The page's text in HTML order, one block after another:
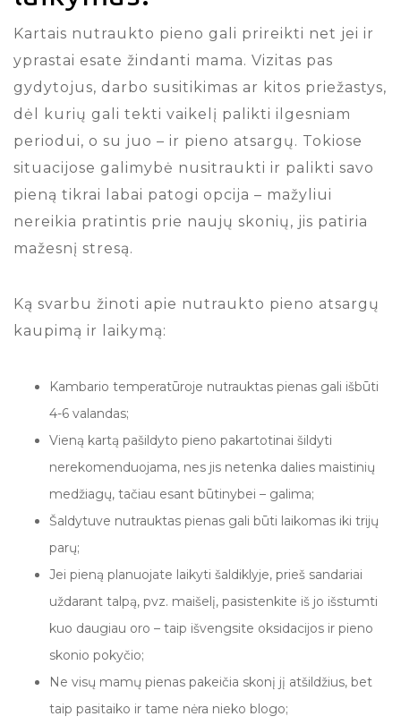
Kartais nutraukto pieno gali prireikti net jei ir
yprastai esate žindanti mama. Vizitas pas
gydytojus, darbo susitikimas ar kitos priežastys,
dėl kurių gali tekti vaikelį palikti ilgesniam
periodui, o su juo – ir pieno atsargų. Tokiose
situacijose galimybė nusitraukti ir palikti savo
pieną tikrai labai patogi opcija – mažyliui
nereikia pratintis prie naujų skonių, jis patiria
mažesnį stresą.
Ką svarbu žinoti apie nutraukto pieno atsargų
kaupimą ir laikymą:
Kambario temperatūroje nutrauktas pienas gali išbūti
4-6 valandas;
Vieną kartą pašildyto pieno pakartotinai šildyti
nerekomenduojama, nes jis netenka dalies maistinių
medžiagų, tačiau esant būtinybei – galima;
Šaldytuve nutrauktas pienas gali būti laikomas iki trijų
parų;
Jei pieną planuojate laikyti šaldiklyje, prieš sandariai
uždarant talpą, pvz. maišelį, pasistenkite iš jo išstumti
kuo daugiau oro – taip išvengsite oksidacijos ir pieno
skonio pokyčio;
Ne visų mamų pienas pakeičia skonį jį atšildžius, bet
taip pasitaiko ir tame nėra nieko blogo;